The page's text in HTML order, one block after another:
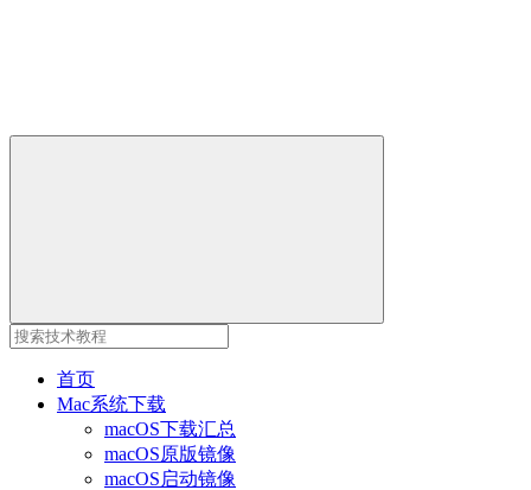
首页
Mac系统下载
macOS下载汇总
macOS原版镜像
macOS启动镜像